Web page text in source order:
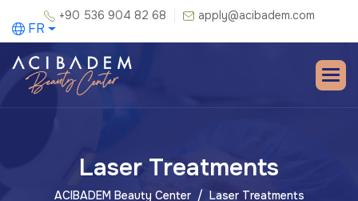
+90 536 904 82 68 apply@acibadem.com
FR
Laser Treatments
ACIBADEM Beauty Center Laser Treatments